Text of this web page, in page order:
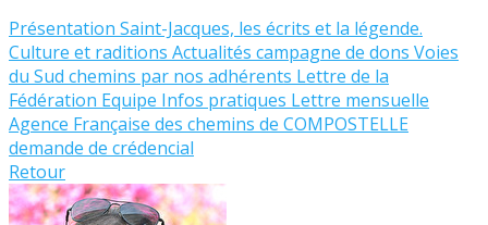
Présentation Saint-Jacques, les écrits et la légende.
Culture et raditions Actualités campagne de dons Voies
du Sud chemins par nos adhérents Lettre de la
Fédération Equipe Infos pratiques Lettre mensuelle
Agence Française des chemins de COMPOSTELLE
demande de crédencial
Retour